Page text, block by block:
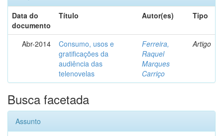
Data do
documento
Título Autor(es) Tipo
Abr-2014
Consumo, usos e
gratificações da
audiência das
telenovelas
Ferreira,
Raquel
Marques
Carriço
Artigo
Busca facetada
Assunto